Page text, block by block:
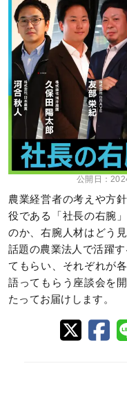
公開日：
農業経営者の考えや方
役である「社長の右腕
のか、右腕人材はどう
話題の農業法人で活躍
てもらい、それぞれが
語ってもらう座談会を
たってお届けします。